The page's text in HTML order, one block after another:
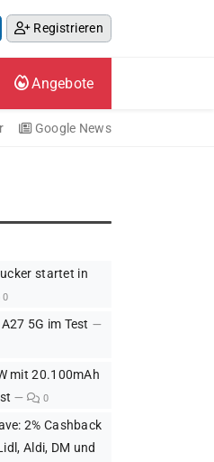
Registrieren
Angebote
Google News
startet in
0
5G im Test
mit 20.100mAh
0
2% Cashback
Aldi, DM und